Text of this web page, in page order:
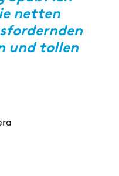
netten
und tollen